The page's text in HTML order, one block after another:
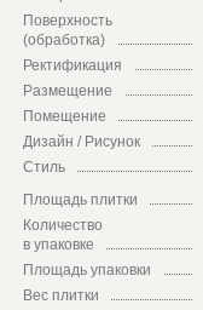
Поверхность
(обработка)
Ректификация
Размещение
Помещение
Дизайн / Рисунок
Стиль
Площадь плитки
Количество
в упаковке
Площадь упаковки
Вес плитки